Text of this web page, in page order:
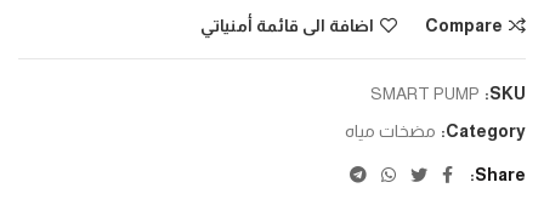
Compare اضافة الى قائمة أمنياتي
SKU:
SMART PUMP
Category:
مضخات مياه
Share